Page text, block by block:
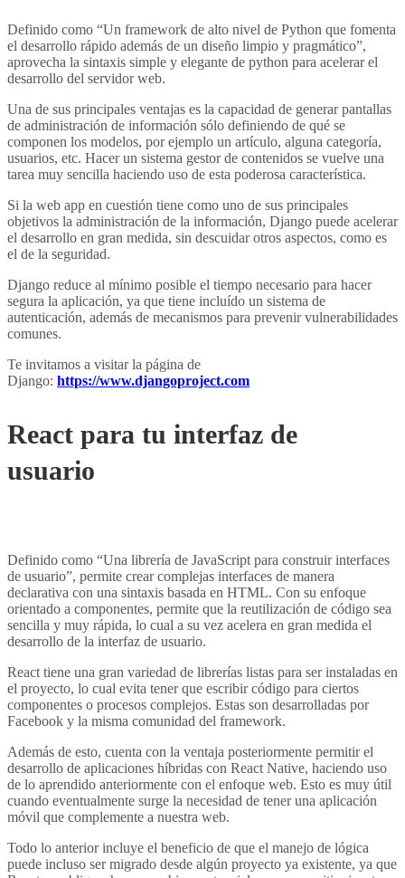
Definido como “Un framework de alto nivel de Python que fomenta
el desarrollo rápido además de un diseño limpio y pragmático”,
aprovecha la sintaxis simple y elegante de python para acelerar el
desarrollo del servidor web.
Una de sus principales ventajas es la capacidad de generar pantallas
de administración de información sólo definiendo de qué se
componen los modelos, por ejemplo un artículo, alguna categoría,
usuarios, etc. Hacer un sistema gestor de contenidos se vuelve una
tarea muy sencilla haciendo uso de esta poderosa característica.
Si la web app en cuestión tiene como uno de sus principales
objetivos la administración de la información, Django puede acelerar
el desarrollo en gran medida, sin descuidar otros aspectos, como es
el de la seguridad.
Django reduce al mínimo posible el tiempo necesario para hacer
segura la aplicación, ya que tiene incluído un sistema de
autenticación, además de mecanismos para prevenir vulnerabilidades
comunes.
Te invitamos a visitar la página de
Django: https://www.djangoproject.com
React para tu interfaz de
usuario
Definido como “Una librería de JavaScript para construir interfaces
de usuario”, permite crear complejas interfaces de manera
declarativa con una sintaxis basada en HTML. Con su enfoque
orientado a componentes, permite que la reutilización de código sea
sencilla y muy rápida, lo cual a su vez acelera en gran medida el
desarrollo de la interfaz de usuario.
React tiene una gran variedad de librerías listas para ser instaladas en
el proyecto, lo cual evita tener que escribir código para ciertos
componentes o procesos complejos. Estas son desarrolladas por
Facebook y la misma comunidad del framework.
Además de esto, cuenta con la ventaja posteriormente permitir el
desarrollo de aplicaciones híbridas con React Native, haciendo uso
de lo aprendido anteriormente con el enfoque web. Esto es muy útil
cuando eventualmente surge la necesidad de tener una aplicación
móvil que complemente a nuestra web.
Todo lo anterior incluye el beneficio de que el manejo de lógica
puede incluso ser migrado desde algún proyecto ya existente, ya que